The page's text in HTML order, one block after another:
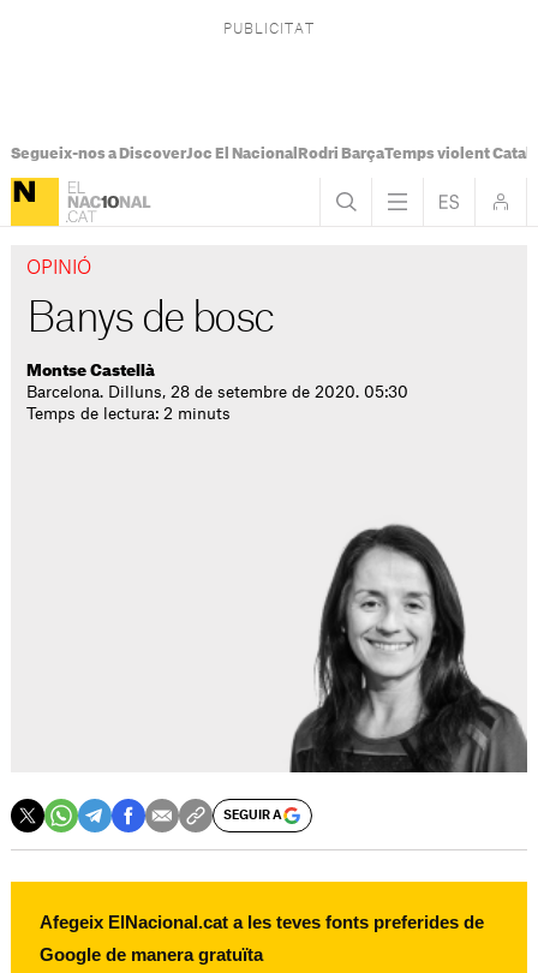
Segueix-nos a DiscoverJoc El Nacional Rodri BarçaTemps violent
OPINIÓ
Banys de bosc
Montse Castellà
Barcelona. Dilluns, 28 de setembre de 2020. 05:30
Temps de lectura: 2 minuts
SEGUIR A
Afegeix ElNacional.cat a les teves fonts preferides de
Google de manera gratuïta